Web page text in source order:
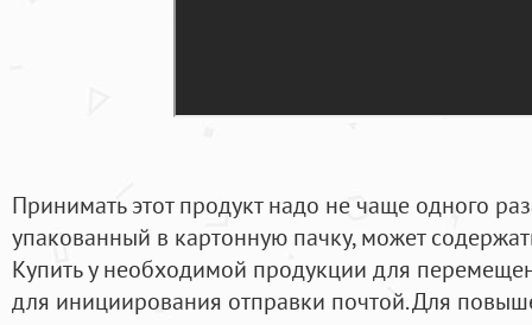
Принимать этот продукт надо не чаще одного
упакованный в картонную пачку, может
Купить у необходимой продукции для
для инициирования отправки почтой. Для